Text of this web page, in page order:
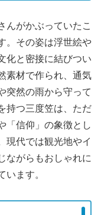
んがかぶっていたこ
。その姿は浮世絵や
化と密接に結びつい
素材で作られ、通気
突然の雨から守って
持つ三度笠は、ただ
「信仰」の象徴とし
現代では観光地やイ
ながらもおしゃれに
います。